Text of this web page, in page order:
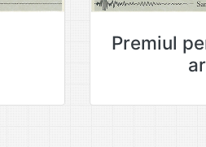
Premiul